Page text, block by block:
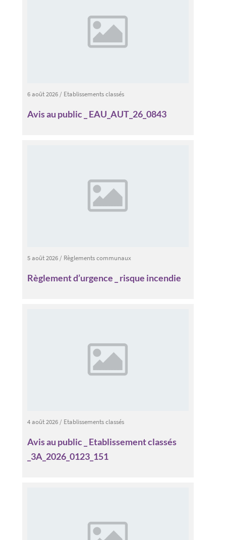
6 août 2026/ Etablissements classés
Avis au public _ EAU_AUT_26_0843
5 août 2026/ Règlements communaux
Règlement d’urgence _ risque incendie
4 août 2026/ Etablissements classés
Avis au public _ Etablissement classés
_3A_2026_0123_151